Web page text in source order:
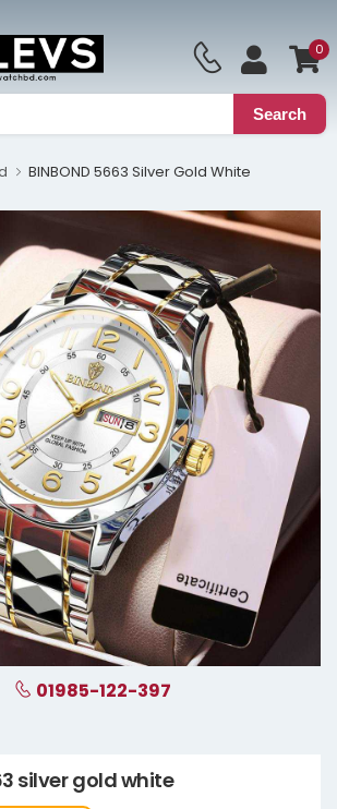
0
Search
BINBOND 5663 Silver Gold White
01985-122-397
silver gold white